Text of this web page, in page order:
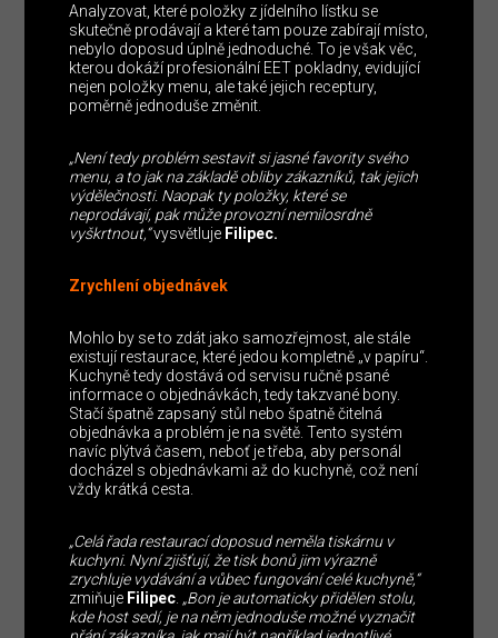
Analyzovat, které položky z jídelního lístku se
skutečně prodávají a které tam pouze zabírají místo,
nebylo doposud úplně jednoduché. To je však věc,
kterou dokáží profesionální EET pokladny, evidující
nejen položky menu, ale také jejich receptury,
poměrně jednoduše změnit.
„Není tedy problém sestavit si jasné favority svého
menu, a to jak na základě obliby zákazníků, tak jejich
výdělečnosti. Naopak ty položky, které se
neprodávají, pak může provozní nemilosrdně
vyškrtnout,“vysvětluje Filipec.
Zrychlení objednávek
Mohlo by se to zdát jako samozřejmost, ale stále
existují restaurace, které jedou kompletně „v papíru“.
Kuchyně tedy dostává od servisu ručně psané
informace o objednávkách, tedy takzvané bony.
Stačí špatně zapsaný stůl nebo špatně čitelná
objednávka a problém je na světě. Tento systém
navíc plýtvá časem, neboť je třeba, aby personál
docházel s objednávkami až do kuchyně, což není
vždy krátká cesta.
„Celá řada restaurací doposud neměla tiskárnu v
kuchyni. Nyní zjišťují, že tisk bonů jim výrazně
zrychluje vydávání a vůbec fungování celé kuchyně,“
zmiňuje Filipec „Bon je automaticky přidělen stolu,
kde host sedí, je na něm jednoduše možné vyznačit